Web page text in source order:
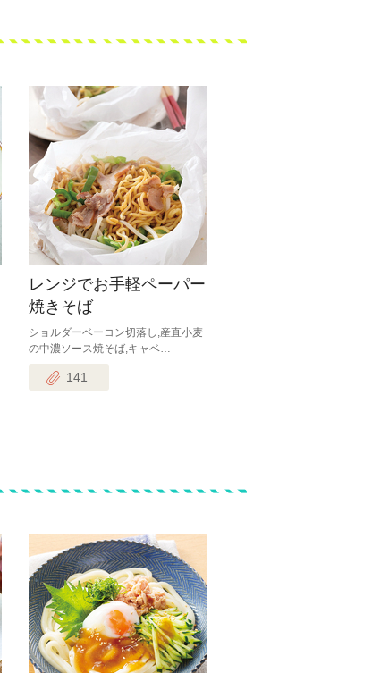
レンジでお手軽ペーパー
焼きそば
ショルダーベーコン切落し,産直小麦
の中濃ソース焼そば,キャベ…
141